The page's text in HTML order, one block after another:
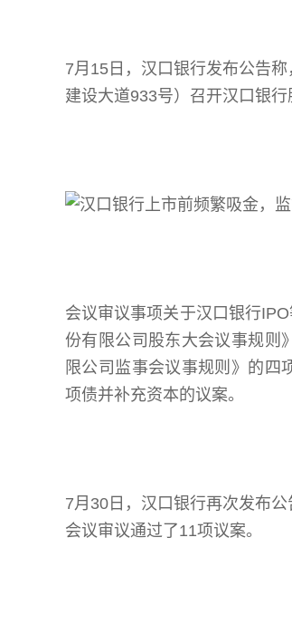
7月15日，汉口银行发布公告
建设大道933号）召开汉口银
会议审议事项关于汉口银行
份有限公司股东大会议事规则
限公司监事会议事规则》的四
项债并补充资本的议案。
7月30日，汉口银行再次发布
会议审议通过了11项议案。